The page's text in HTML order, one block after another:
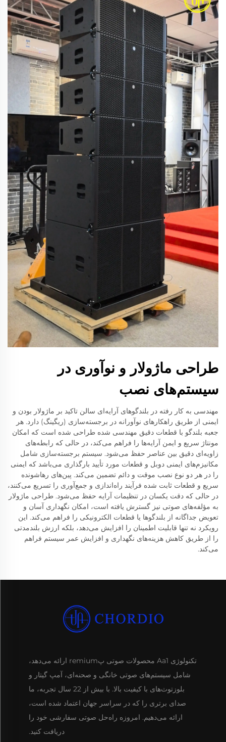
طراحی ماژولار و نوآوری در
سیستم‌های نصب
مهندسی به کار رفته در بلندگوهای آرایه‌ای سالن تاکید بر ماژولار بودن و
ایمنی از طریق راهکارهای نوآورانه در برجسته‌سازی (ریگینگ) دارد. هر
جعبه بلندگو با قطعات دقیق مهندسی شده طراحی شده است که امکان
مونتاژ سریع و ایمن آرایه‌ها را فراهم می‌کند، در حالی که رابطه‌های
زاویه‌ای دقیق بین عناصر حفظ می‌شود. سیستم برجسته‌سازی شامل
مکانیزم‌های ایمنی دوبل و قطعات مورد تأیید بارگذاری می‌باشد که ایمنی
را در هر دو نوع نصب موقت و دائم تضمین می‌کند. پین‌های رهاشونده
سریع و قطعات ثابت شده فرآیند راه‌اندازی و جمع‌آوری را تسریع می‌کنند،
در حالی که دقت یکسان در تنظیمات آرایه حفظ می‌شود. طراحی ماژولار
به مؤلفه‌های صوتی نیز گسترش یافته است، امکان نگهداری آسان و
تعویض جداگانه از بلندگوها یا قطعات الکترونیکی را فراهم می‌کند. این
رویکرد نه تنها قابلیت اطمینان را افزایش می‌دهد، بلکه ارزش بلندمدتی
را از طریق کاهش هزینه‌های نگهداری و افزایش عمر سیستم فراهم
می‌کند.
تکنولوژی Aa1 محصولات صوتی پremium ارائه می‌دهد،
شامل سیستم‌های صوتی خانگی و صحنه‌ای، آمپ گیتار و
بلوزتوث‌های با کیفیت بالا. با بیش از 22 سال تجربه، ما
صدای برتری را که در سراسر جهان اعتماد شده است،
ارائه می‌دهیم. امروزه راه‌حل صوتی سفارشی خود را
دریافت کنید.